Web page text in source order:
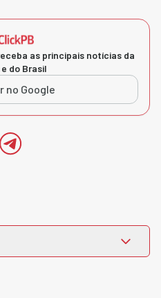
as principais notícias da
do Brasil
no Google